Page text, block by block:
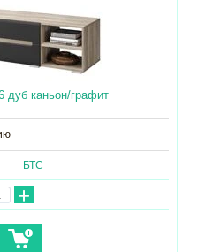
каньон/графит
БТС
+